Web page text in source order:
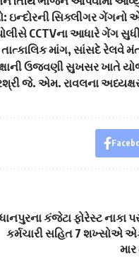
ઇન્દોરની સિક્લીગર
CCTVના આધારે ગેંગ
માંગ, સાંસદે રેલવે
ઉજવણી સુખસર ખાતે
જે. એમ. રાવલના
ધાનપુરના કંજેટા ફોરેસ્ટ નાકા
કર્મચારી સહિત 7 શખ્સોએ